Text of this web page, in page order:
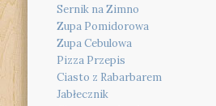
Sernik na Zimno
Zupa Pomidorowa
Zupa Cebulowa
Pizza Przepis
Ciasto z Rabarbarem
Jabłecznik